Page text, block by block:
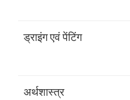
ड्राइंग एवं पेंटिंग
अर्थशास्त्र